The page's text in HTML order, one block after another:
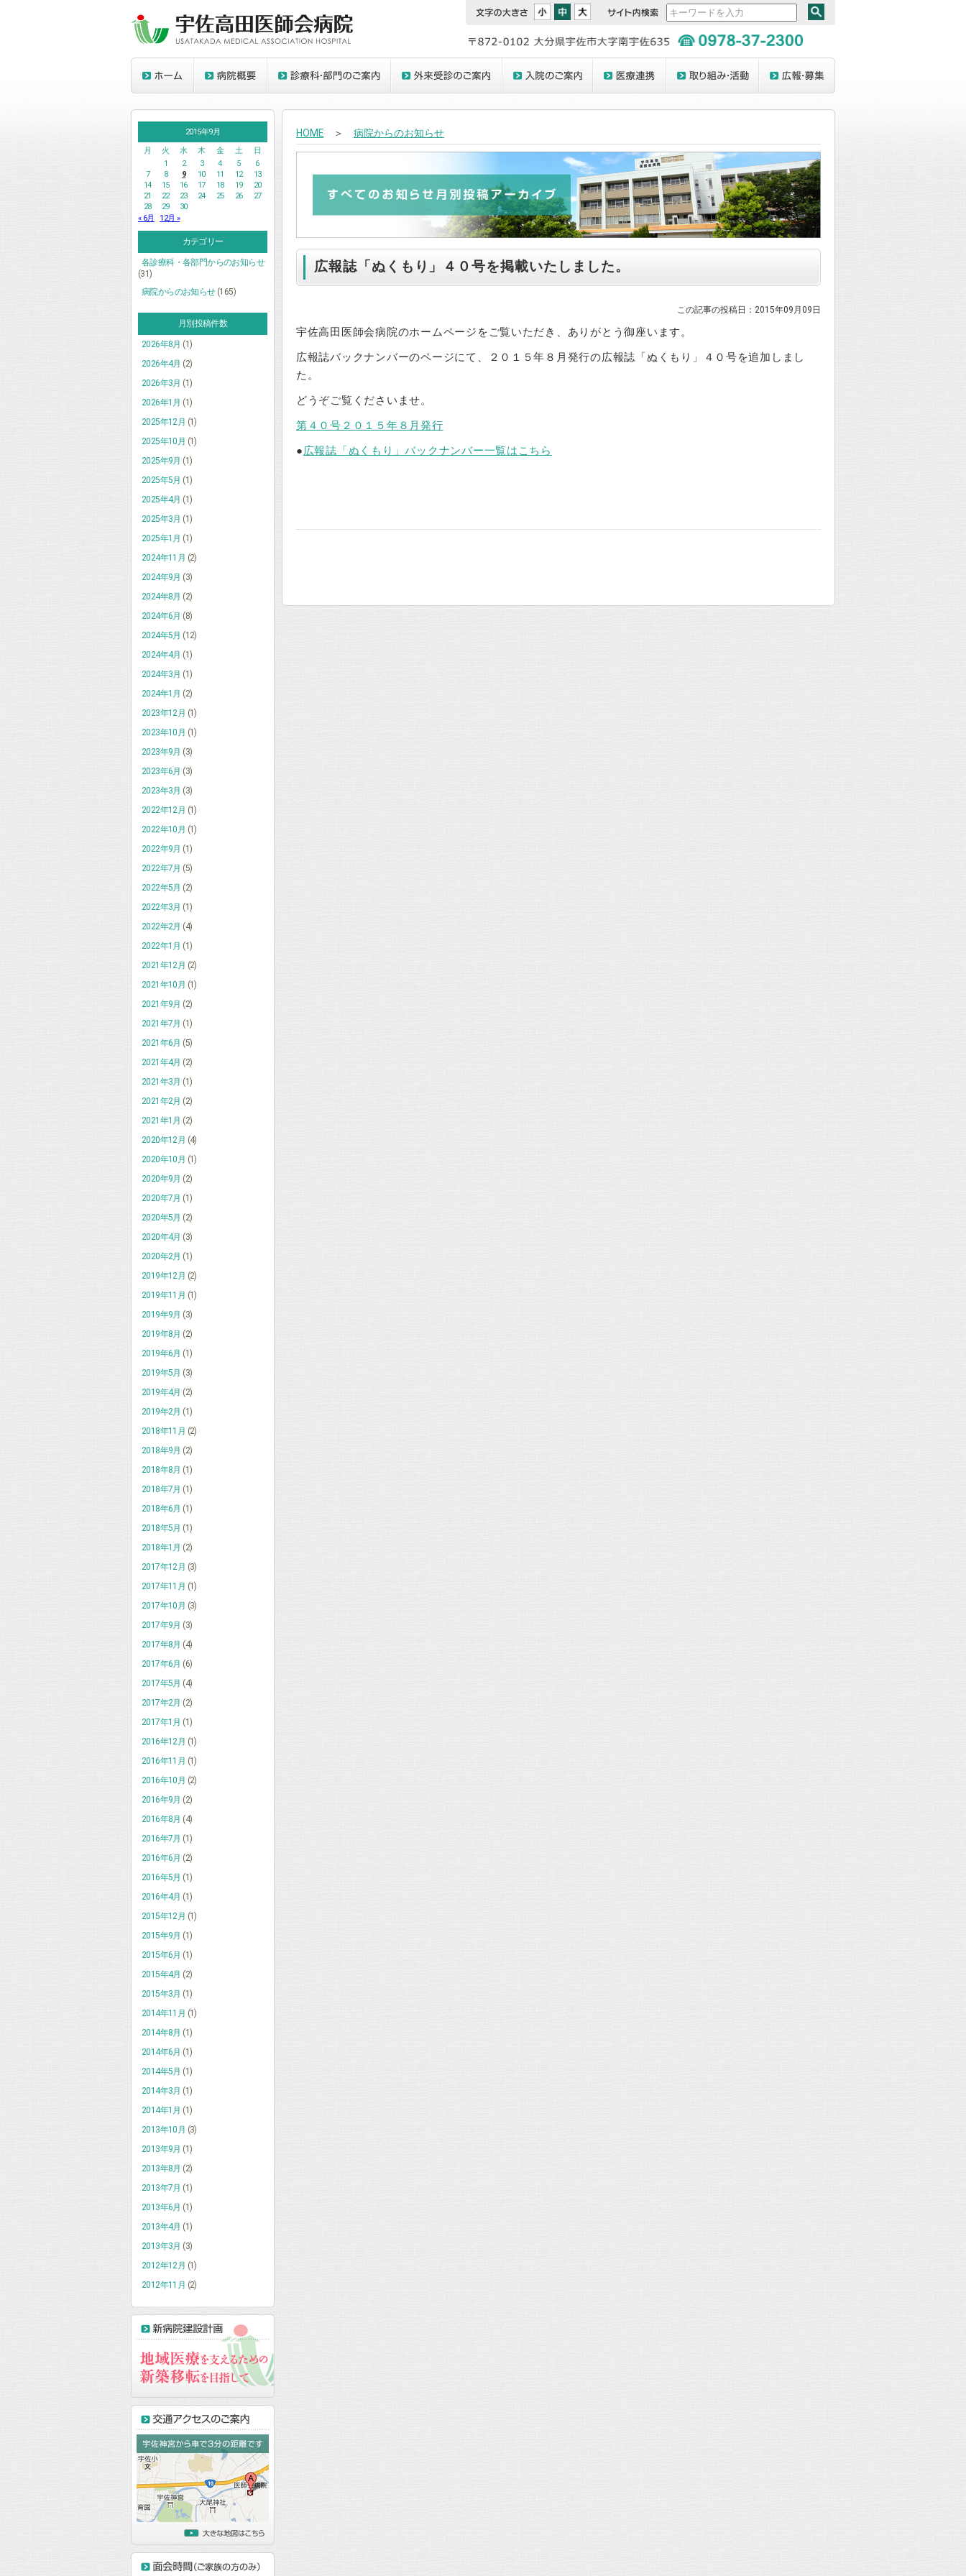
2015年9月
月
火 水 木 金 土
日
1
2 3 4 5
6
7
8 9 10 11 12
13
14
15 16 17 18 19
20
21
22 23 24 25 26
27
28
29
30
« 6月
12月 »
カテゴリー
各診療科・各部門からのお知らせ
(31)
病院からのお知らせ(165)
月別投稿件数
2026年8月 (1)
2026年4月 (2)
2026年3月 (1)
2026年1月 (1)
2025年12月 (1)
2025年10月 (1)
2025年9月 (1)
2025年5月 (1)
2025年4月 (1)
2025年3月 (1)
2025年1月 (1)
2024年11月 (2)
2024年9月 (3)
2024年8月 (2)
2024年6月 (8)
2024年5月 (12)
2024年4月 (1)
2024年3月 (1)
2024年1月 (2)
2023年12月 (1)
2023年10月 (1)
2023年9月 (3)
2023年6月 (3)
2023年3月 (3)
2022年12月 (1)
2022年10月 (1)
2022年9月 (1)
2022年7月 (5)
2022年5月 (2)
2022年3月 (1)
2022年2月 (4)
2022年1月 (1)
2021年12月 (2)
2021年10月 (1)
2021年9月 (2)
2021年7月 (1)
2021年6月 (5)
2021年4月 (2)
2021年3月 (1)
2021年2月 (2)
2021年1月 (2)
2020年12月 (4)
2020年10月 (1)
2020年9月 (2)
2020年7月 (1)
2020年5月 (2)
2020年4月 (3)
2020年2月 (1)
2019年12月 (2)
2019年11月 (1)
2019年9月 (3)
2019年8月 (2)
2019年6月 (1)
2019年5月 (3)
2019年4月 (2)
2019年2月 (1)
2018年11月 (2)
2018年9月 (2)
2018年8月 (1)
2018年7月 (1)
2018年6月 (1)
2018年5月 (1)
2018年1月 (2)
2017年12月 (3)
2017年11月 (1)
2017年10月 (3)
2017年9月 (3)
2017年8月 (4)
2017年6月 (6)
2017年5月 (4)
2017年2月 (2)
2017年1月 (1)
2016年12月 (1)
2016年11月 (1)
2016年10月 (2)
2016年9月 (2)
2016年8月 (4)
2016年7月 (1)
2016年6月 (2)
2016年5月 (1)
2016年4月 (1)
2015年12月 (1)
2015年9月 (1)
2015年6月 (1)
2015年4月 (2)
2015年3月 (1)
2014年11月 (1)
2014年8月 (1)
2014年6月 (1)
2014年5月 (1)
2014年3月 (1)
2014年1月 (1)
2013年10月 (3)
2013年9月 (1)
2013年8月 (2)
2013年7月 (1)
2013年6月 (1)
2013年4月 (1)
2013年3月 (3)
2012年12月 (1)
2012年11月 (2)
HOME ＞ 病院からのお知らせ
広報誌「ぬくもり」４０号を掲載いたしました。
この記事の投稿日：2015年09月09日
宇佐高田医師会病院のホームページをご覧いただき、ありがとう御座います。
広報誌バックナンバーのページにて、２０１５年８月発行の広報誌「ぬくもり」４０号を追加しまし
た。
どうぞご覧くださいませ。
第４０号２０１５年８月発行
●広報誌「ぬくもり」バックナンバー一覧はこちら